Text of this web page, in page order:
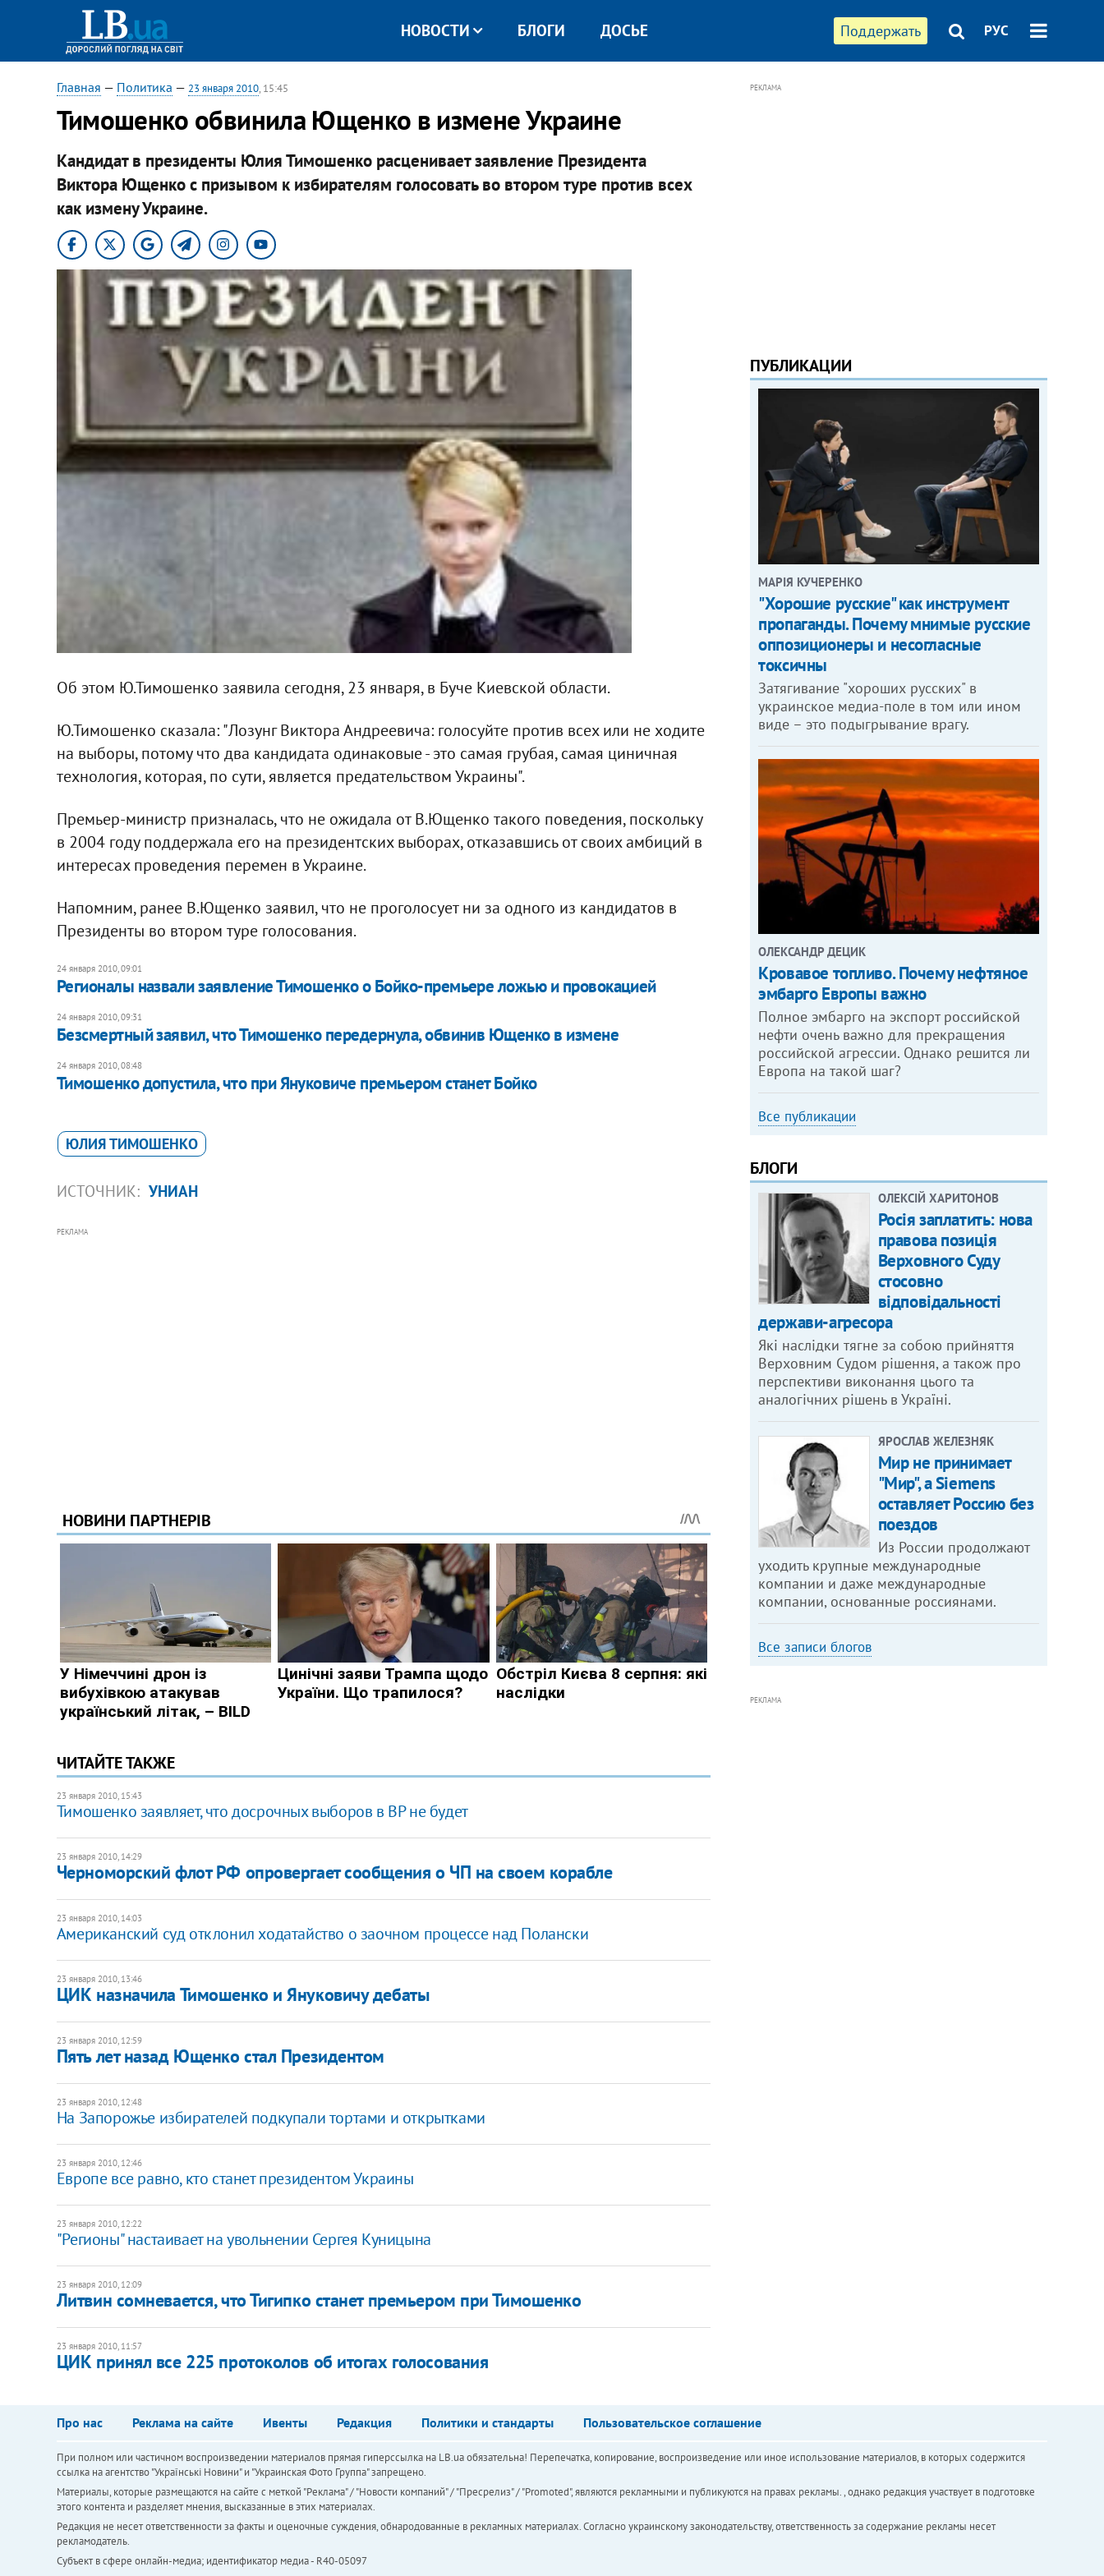
Поддержать РУС
НОВОСТИ БЛОГИ ДОСЬЕ
Главная — Политика — 23 января 2010, 15:45
Тимошенко обвинила Ющенко в измене Украине
Кандидат в президенты Юлия Тимошенко расценивает заявление Президента
Виктора Ющенко с призывом к избирателям голосовать во втором туре против всех
как измену Украине.
Об этом Ю.Тимошенко заявила сегодня, 23 января, в Буче Киевской области.
Ю.Тимошенко сказала: "Лозунг Виктора Андреевича: голосуйте против всех или не ходите
на выборы, потому что два кандидата одинаковые - это самая грубая, самая циничная
технология, которая, по сути, является предательством Украины".
Премьер-министр призналась, что не ожидала от В.Ющенко такого поведения, поскольку
в 2004 году поддержала его на президентских выборах, отказавшись от своих амбиций в
интересах проведения перемен в Украине.
Напомним, ранее В.Ющенко заявил, что не проголосует ни за одного из кандидатов в
Президенты во втором туре голосования.
24 января 2010, 09:01
Регионалы назвали заявление Тимошенко о Бойко-премьере ложью и провокацией
24 января 2010, 09:31
Безсмертный заявил, что Тимошенко передернула, обвинив Ющенко в измене
24 января 2010, 08:48
Тимошенко допустила, что при Януковиче премьером станет Бойко
ЮЛИЯ ТИМОШЕНКО
ИСТОЧНИК: УНИАН
РЕКЛАМА
ЧИТАЙТЕ ТАКЖЕ
23 января 2010, 15:43
Тимошенко заявляет, что досрочных выборов в ВР не будет
23 января 2010, 14:29
Черноморский флот РФ опровергает сообщения о ЧП на своем корабле
23 января 2010, 14:03
Американский суд отклонил ходатайство о заочном процессе над Полански
23 января 2010, 13:46
ЦИК назначила Тимошенко и Януковичу дебаты
23 января 2010, 12:59
Пять лет назад Ющенко стал Президентом
23 января 2010, 12:48
На Запорожье избирателей подкупали тортами и открытками
23 января 2010, 12:46
Европе все равно, кто станет президентом Украины
23 января 2010, 12:22
"Регионы" настаивает на увольнении Сергея Куницына
23 января 2010, 12:09
Литвин сомневается, что Тигипко станет премьером при Тимошенко
23 января 2010, 11:57
ЦИК принял все 225 протоколов об итогах голосования
РЕКЛАМА
ПУБЛИКАЦИИ
МАРІЯ КУЧЕРЕНКО
"Хорошие русские" как инструмент
пропаганды. Почему мнимые русские
оппозиционеры и несогласные
токсичны
Затягивание "хороших русских" в
украинское медиа-поле в том или ином
виде – это подыгрывание врагу.
ОЛЕКСАНДР ДЕЦИК
Кровавое топливо. Почему нефтяное
эмбарго Европы важно
Полное эмбарго на экспорт российской
нефти очень важно для прекращения
российской агрессии. Однако решится ли
Европа на такой шаг?
Все публикации
БЛОГИ
ОЛЕКСІЙ ХАРИТОНОВ
Росія заплатить: нова
правова позиція
Верховного Суду
стосовно
відповідальності
держави-агресора
Які наслідки тягне за собою прийняття
Верховним Судом рішення, а також про
перспективи виконання цього та
аналогічних рішень в Україні.
ЯРОСЛАВ ЖЕЛЕЗНЯК
Мир не принимает
"Мир", а Siemens
оставляет Россию без
поездов
Из России продолжают
уходить крупные международные
компании и даже международные
компании, основанные россиянами.
Все записи блогов
РЕКЛАМА
Про нас Реклама на сайте Ивенты Редакция Политики и стандарты Пользовательское соглашение
При полном или частичном воспроизведении материалов прямая гиперссылка на LB.ua обязательна! Перепечатка, копирование, воспроизведение или иное использование материалов, в которых содержится
ссылка на агентство "Українськi Новини" и "Украинская Фото Группа" запрещено.
Материалы, которые размещаются на сайте с меткой "Реклама" / "Новости компаний" / "Пресрелиз" / "Promoted", являются рекламными и публикуются на правах рекламы. , однако редакция участвует в подготовке
этого контента и разделяет мнения, высказанные в этих материалах.
Редакция не несет ответственности за факты и оценочные суждения, обнародованные в рекламных материалах. Согласно украинскому законодательству, ответственность за содержание рекламы несет
рекламодатель.
Субъект в сфере онлайн-медиа; идентификатор медиа - R40-05097